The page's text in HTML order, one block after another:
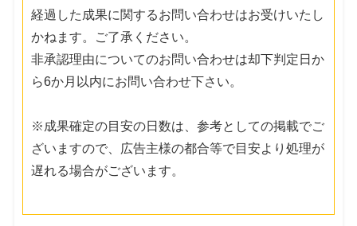
経過した成果に関するお問い合わせはお受けいたし
かねます。ご了承ください。
非承認理由についてのお問い合わせは却下判定日か
ら6か月以内にお問い合わせ下さい。
※成果確定の目安の日数は、参考としての掲載でご
ざいますので、広告主様の都合等で目安より処理が
遅れる場合がございます。